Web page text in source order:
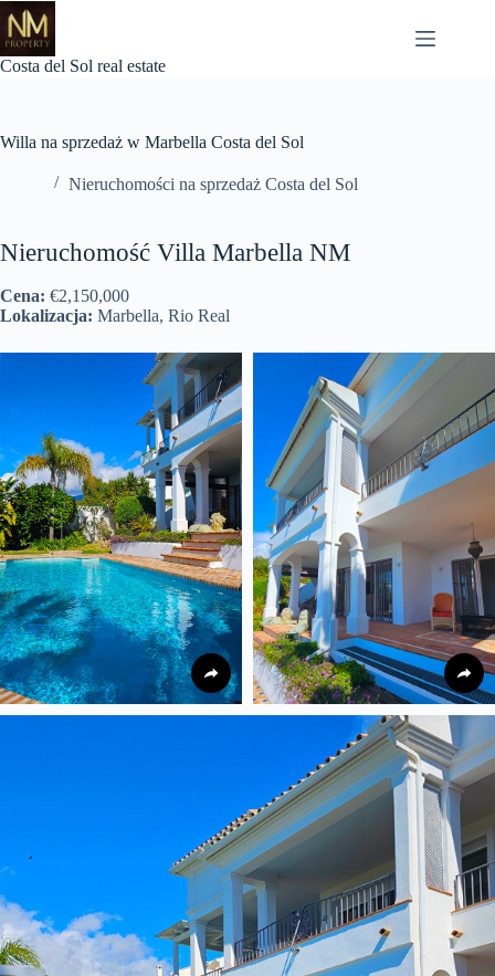
Przejdź
do
treści
Costa del Sol real estate
Willa na sprzedaż w Marbella Costa del Sol
Nieruchomości na sprzedaż Costa del Sol
Nieruchomość Villa Marbella NM
Cena: €2,150,000
Lokalizacja: Marbella, Rio Real